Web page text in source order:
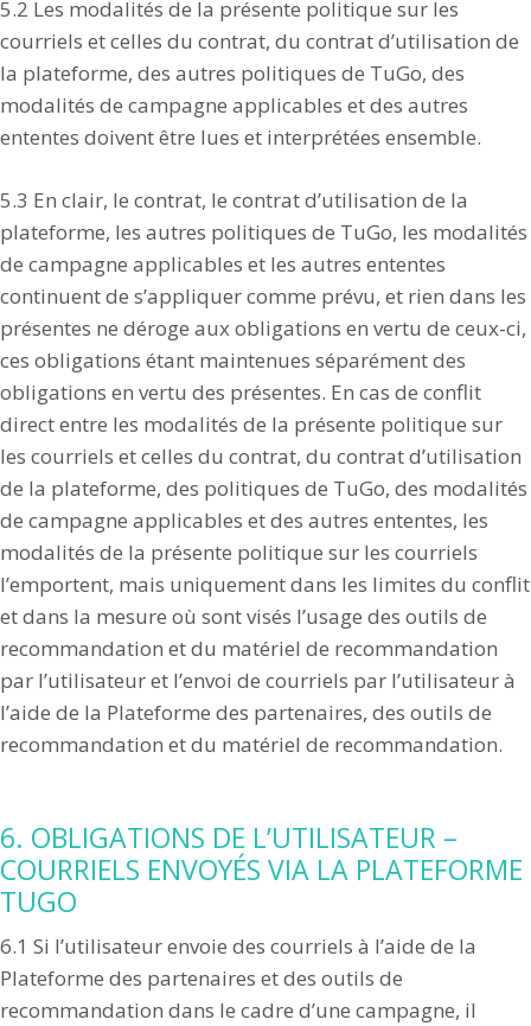
5.2 Les modalités de la présente politique sur les
courriels et celles du contrat, du contrat d’utilisation de
la plateforme, des autres politiques de TuGo, des
modalités de campagne applicables et des autres
ententes doivent être lues et interprétées ensemble.
5.3 En clair, le contrat, le contrat d’utilisation de la
plateforme, les autres politiques de TuGo, les modalités
de campagne applicables et les autres ententes
continuent de s’appliquer comme prévu, et rien dans les
présentes ne déroge aux obligations en vertu de ceux-ci,
ces obligations étant maintenues séparément des
obligations en vertu des présentes. En cas de conflit
direct entre les modalités de la présente politique sur
les courriels et celles du contrat, du contrat d’utilisation
de la plateforme, des politiques de TuGo, des modalités
de campagne applicables et des autres ententes, les
modalités de la présente politique sur les courriels
l’emportent, mais uniquement dans les limites du conflit
et dans la mesure où sont visés l’usage des outils de
recommandation et du matériel de recommandation
par l’utilisateur et l’envoi de courriels par l’utilisateur à
l’aide de la Plateforme des partenaires, des outils de
recommandation et du matériel de recommandation.
6. OBLIGATIONS DE L’UTILISATEUR –
COURRIELS ENVOYÉS VIA LA PLATEFORME
TUGO
6.1 Si l’utilisateur envoie des courriels à l’aide de la
Plateforme des partenaires et des outils de
recommandation dans le cadre d’une campagne, il